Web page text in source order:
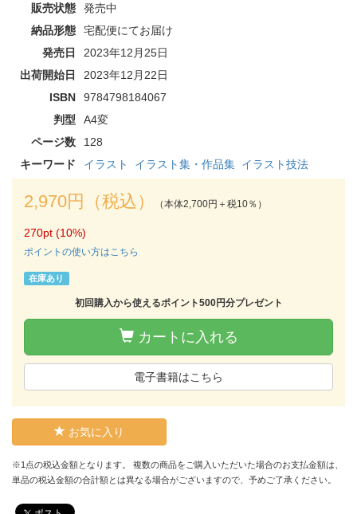
販売状態
発売中
納品形態
宅配便にてお届け
発売日
2023年12月25日
出荷開始日
2023年12月22日
ISBN
9784798184067
判型
A4変
ページ数
128
キーワード
イラスト イラスト集・作品集 イラスト技法
2,970円（税込） （本体2,700円＋税10％）
270pt (10%)
ポイントの使い方はこちら
在庫あり
初回購入から使えるポイント500円分プレゼント
カートに入れる
電子書籍はこちら
お気に入り
※1点の税込金額となります。 複数の商品をご購入いただいた場合のお支払金額は、
単品の税込金額の合計額とは異なる場合がございますので、予めご了承ください。